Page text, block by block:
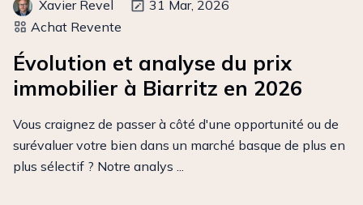
Xavier Revel
31 Mar, 2026
Achat Revente
Évolution et analyse du prix
immobilier à Biarritz en 2026
Vous craignez de passer à côté d'une opportunité ou de
surévaluer votre bien dans un marché basque de plus en
plus sélectif ? Notre analys ...